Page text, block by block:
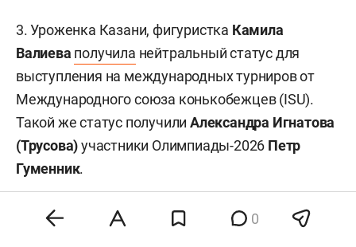
3. Уроженка Казани, фигуристка Камила
Валиева получила нейтральный статус для
выступления на международных турниров от
Международного союза конькобежцев (ISU).
Такой же статус получилиАлександра Игнатова
(Трусова)участники Олимпиады-2026 Петр
Гуменник.
В Татарстане:
0